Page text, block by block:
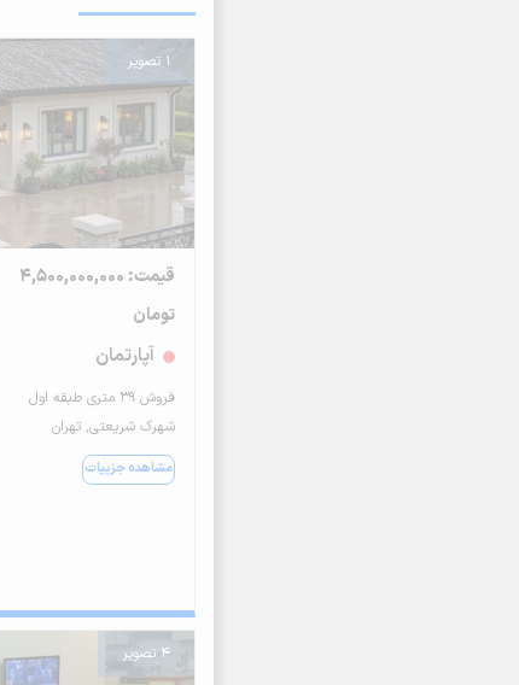
1 تصویر
قیمت: 4,500,000,000
تومان
آپارتمان
فروش ۳۹ متری طبقه اول
شهرک شریعتی, تهران
مشاهده جزییات
4 تصویر